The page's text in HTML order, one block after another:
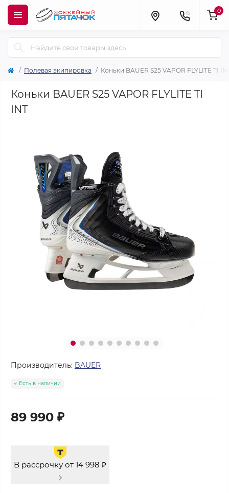
0
Полевая экипировка Коньки BAUER S25 VAPOR FLYLITE TI
Коньки BAUER S25 VAPOR FLYLITE TI
INT
Производитель: BAUER
Есть в наличии
89 990 ₽
В рассрочку от 14 998 ₽